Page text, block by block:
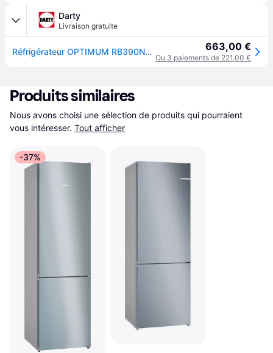
Darty
Livraison gratuite
Réfrigérateur OPTIMUM RB390N4CCD pose libre combiné à froid ventilé [200-399 L] avec congélateur < 100 L et réfrigérateur entre 200 et 400 L classe 663,00 €
Ou 3 paiements de 221,00 €
Produits similaires
Nous avons choisi une sélection de produits qui pourraient
vous intéresser. Tout afficher
-37%